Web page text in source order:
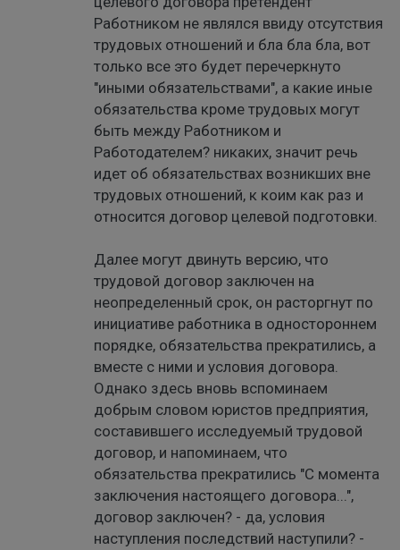
Работником не являлся ввиду отсутствия
трудовых отношений и бла бла бла, вот
только все это будет перечеркнуто
"иными обязательствами", а какие иные
обязательства кроме трудовых могут
быть между Работником и
Работодателем? никаких, значит речь
идет об обязательствах возникших вне
трудовых отношений, к коим как раз и
относится договор целевой подготовки.
Далее могут двинуть версию, что
трудовой договор заключен на
неопределенный срок, он расторгнут по
инициативе работника в одностороннем
порядке, обязательства прекратились, а
вместе с ними и условия договора.
Однако здесь вновь вспоминаем
добрым словом юристов предприятия,
составившего исследуемый трудовой
договор, и напоминаем, что
обязательства прекратились "С момента
заключения настоящего договора...",
договор заключен? - да, условия
наступления последствий наступили? -